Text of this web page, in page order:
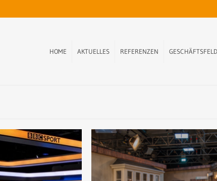
HOME AKTUELLES REFERENZEN